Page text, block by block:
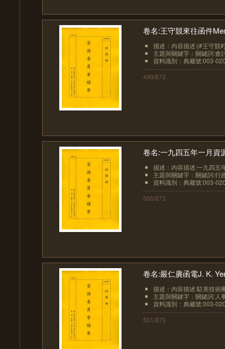
卷名:王守競來往函件
描述：內容描述:{#王守競
主題與關鍵字：關鍵詞:會
資料識別：典藏號:003-
499/873
卷名:一九四五年一月資
描述：內容描述:一九四五
主題與關鍵字：關鍵詞:行
資料識別：典藏號:003-
500/873
卷名:嚴仁賡函電J. K.
描述：內容描述:駐美技術
主題與關鍵字：關鍵詞:人
資料識別：典藏號:003-
501/873